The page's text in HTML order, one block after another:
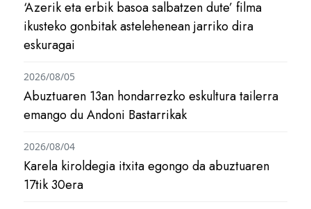
‘Azerik eta erbik basoa salbatzen dute’ filma
ikusteko gonbitak astelehenean jarriko dira
eskuragai
Abuztuaren 13an hondarrezko eskultura tailerra
emango du Andoni Bastarrikak
2026/08/05
Karela kiroldegia itxita egongo da abuztuaren
17tik 30era
2026/08/04